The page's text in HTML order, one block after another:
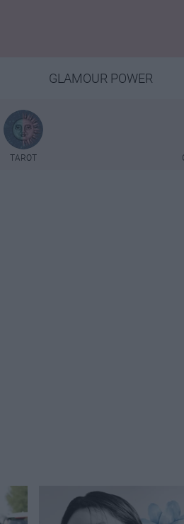
GLAMOUR POWER
TAROT